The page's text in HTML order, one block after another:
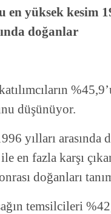
en yüksek kesim
doğanlar
düşünüyor.
yılları arasında
en fazla karşı
doğanları
temsilcileri